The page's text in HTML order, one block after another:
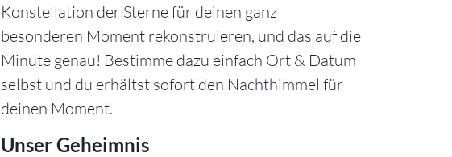
Konstellation der Sterne für deinen ganz
besonderen Moment rekonstruieren, und das auf die
Minute genau! Bestimme dazu einfach Ort & Datum
selbst und du erhältst sofort den Nachthimmel für
deinen Moment.
Unser Geheimnis